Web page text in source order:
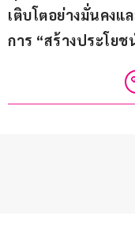
เติบโตอย่างมั่นคงแ
การ “สร้างประโย